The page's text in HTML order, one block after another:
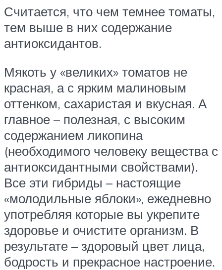
Считается, что чем темнее томаты,
тем выше в них содержание
антиоксидантов.
Мякоть у «великих» томатов не
красная, а с ярким малиновым
оттенком, сахаристая и вкусная. А
главное – полезная, с высоким
содержанием ликопина
(необходимого человеку вещества с
антиоксидантными свойствами).
Все эти гибриды – настоящие
«молодильные яблоки», ежедневно
употребляя которые вы укрепите
здоровье и очистите организм. В
результате – здоровый цвет лица,
бодрость и прекрасное настроение.